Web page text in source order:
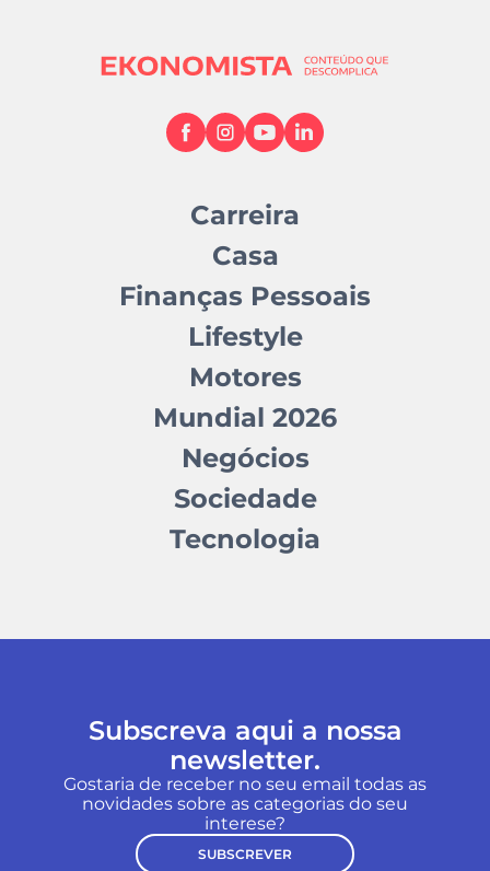
Carreira
Casa
Finanças Pessoais
Lifestyle
Motores
Mundial 2026
Negócios
Sociedade
Tecnologia
Subscreva aqui a nossa
newsletter.
Gostaria de receber no seu email todas as
novidades sobre as categorias do seu
interese?
SUBSCREVER